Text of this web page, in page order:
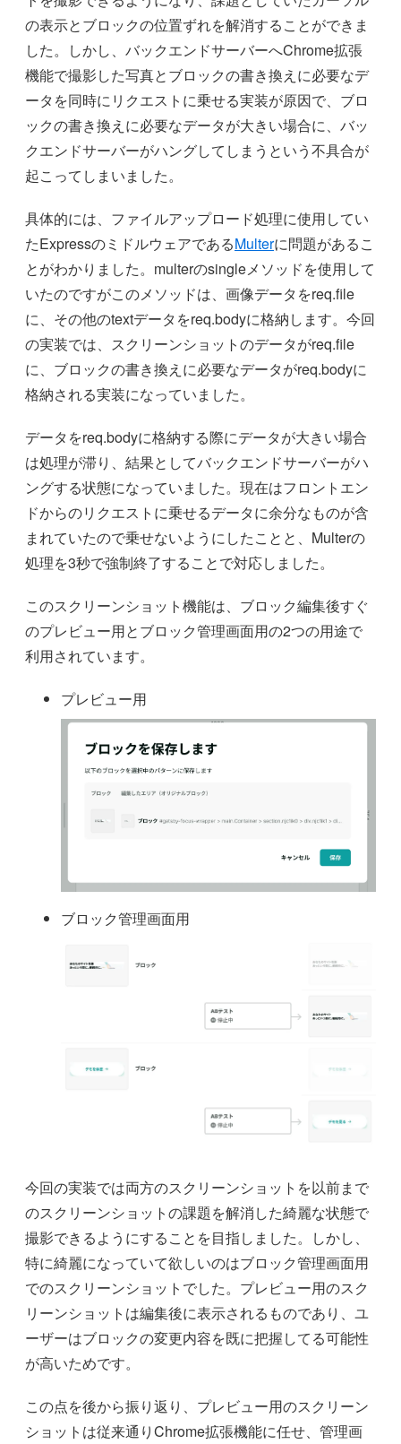
の表示とブロックの位置ずれを解消することができま
した。しかし、バックエンドサーバーへChrome拡張
機能で撮影した写真とブロックの書き換えに必要なデ
ータを同時にリクエストに乗せる実装が原因で、ブロ
ックの書き換えに必要なデータが大きい場合に、バッ
クエンドサーバーがハングしてしまうという不具合が
起こってしまいました。
具体的には、ファイルアップロード処理に使用してい
たExpressのミドルウェアであるMulterに問題があるこ
とがわかりました。multerのsingleメソッドを使用して
いたのですがこのメソッドは、画像データをreq.file
に、その他のtextデータをreq.bodyに格納します。今回
の実装では、スクリーンショットのデータがreq.file
に、ブロックの書き換えに必要なデータがreq.bodyに
格納される実装になっていました。
データをreq.bodyに格納する際にデータが大きい場合
は処理が滞り、結果としてバックエンドサーバーがハ
ングする状態になっていました。現在はフロントエン
ドからのリクエストに乗せるデータに余分なものが含
まれていたので乗せないようにしたことと、Multerの
処理を3秒で強制終了することで対応しました。
このスクリーンショット機能は、ブロック編集後すぐ
のプレビュー用とブロック管理画面用の2つの用途で
利用されています。
プレビュー用
ブロック管理画面用
今回の実装では両方のスクリーンショットを以前まで
のスクリーンショットの課題を解消した綺麗な状態で
撮影できるようにすることを目指しました。しかし、
特に綺麗になっていて欲しいのはブロック管理画面用
でのスクリーンショットでした。プレビュー用のスク
リーンショットは編集後に表示されるものであり、ユ
ーザーはブロックの変更内容を既に把握してる可能性
が高いためです。
この点を後から振り返り、プレビュー用のスクリーン
ショットは従来通りChrome拡張機能に任せ、管理画